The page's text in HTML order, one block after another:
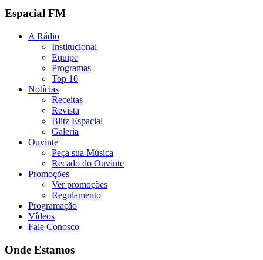
Espacial FM
A Rádio
Institucional
Equipe
Programas
Top 10
Notícias
Receitas
Revista
Blitz Espacial
Galeria
Ouvinte
Peça sua Música
Recado do Ouvinte
Promoções
Ver promoções
Regulamento
Programação
Vídeos
Fale Conosco
Onde Estamos